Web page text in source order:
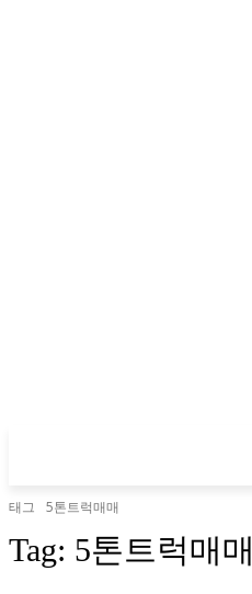
태그 5톤트럭매매
Tag: 5톤트럭매매